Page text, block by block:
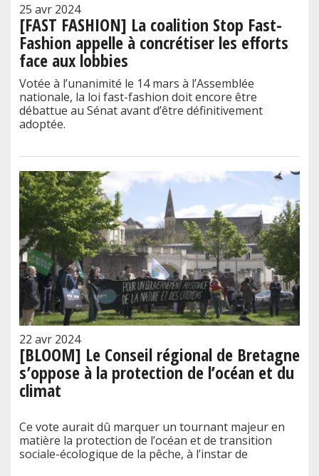
25 avr 2024
[FAST FASHION] La coalition Stop Fast-
Fashion appelle à concrétiser les efforts
face aux lobbies
Votée à l’unanimité le 14 mars à l’Assemblée
nationale, la loi fast-fashion doit encore être
débattue au Sénat avant d’être définitivement
adoptée.
22 avr 2024
[BLOOM] Le Conseil régional de Bretagne
s’oppose à la protection de l’océan et du
climat
Ce vote aurait dû marquer un tournant majeur en
matière la protection de l’océan et de transition
sociale-écologique de la pêche, à l’instar de